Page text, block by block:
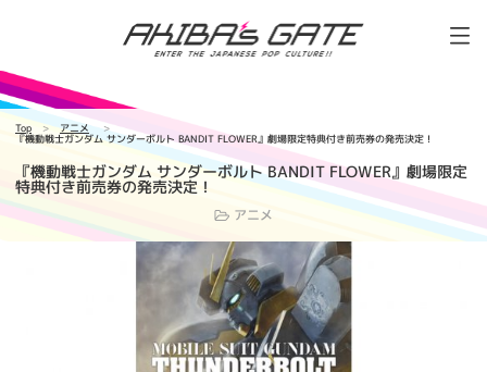
Top アニメ
『機動戦士ガンダム サンダーボルト BANDIT FLOWER』劇場限定特典付き前売券の発売決定！
『機動戦士ガンダム サンダーボルト BANDIT FLOWER』劇場限定
特典付き前売券の発売決定！
アニメ